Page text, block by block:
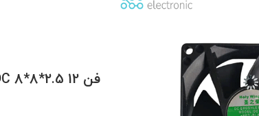
فن DC 8*8*2.5 12 ولت